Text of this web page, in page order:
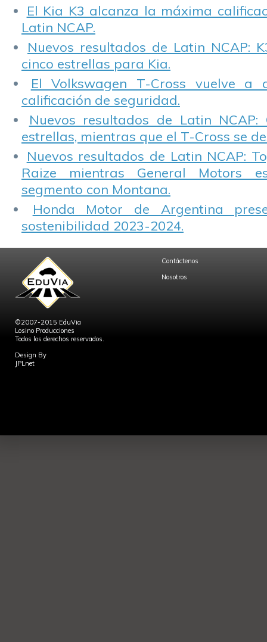
El Kia K3 alcanza la máxima
Latin NCAP.
Nuevos resultados de Latin NCAP:
cinco estrellas para Kia.
El Volkswagen T-Cross vuelve a
calificación de seguridad.
Nuevos resultados de Latin NCAP:
estrellas, mientras que el T-Cross se
Nuevos resultados de Latin NCAP:
Raize mientras General Motors
segmento con Montana.
Honda Motor de Argentina
sostenibilidad 2023-2024.
©2007-2015 EduVia
Losino Producciones
Todos los derechos reservados.
Design By
JPLnet
Contáctenos
Nosotros